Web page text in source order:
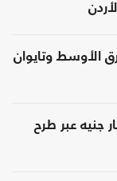
الأوسط وتايوان
يقترض 145 مليار جنيه عبر طرح